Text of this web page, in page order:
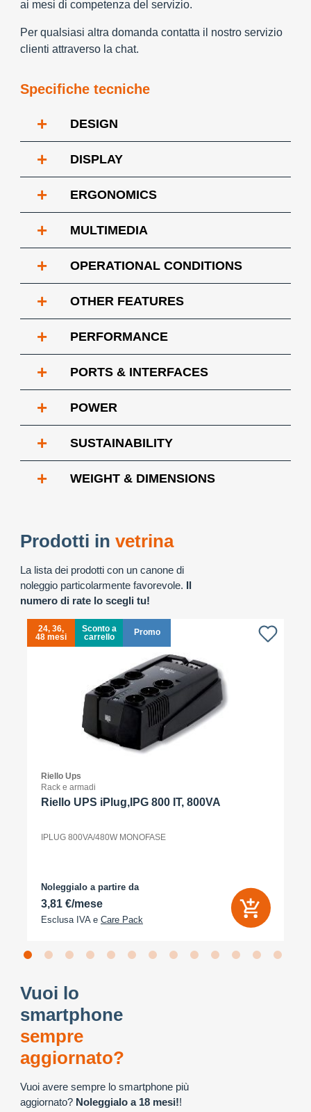
ai mesi di competenza del servizio.
Per qualsiasi altra domanda contatta il nostro servizio
clienti attraverso la chat.
Specifiche tecniche
+ DESIGN
+ DISPLAY
+ ERGONOMICS
+ MULTIMEDIA
+ OPERATIONAL CONDITIONS
+ OTHER FEATURES
+ PERFORMANCE
+ PORTS & INTERFACES
+ POWER
+ SUSTAINABILITY
+ WEIGHT & DIMENSIONS
Prodotti in vetrina
La lista dei prodotti con un canone di
noleggio particolarmente favorevole. Il
numero di rate lo scegli tu!
24, 36,
48 mesi
Sconto a
carrello
Promo
Riello Ups
Rack e armadi
Riello UPS iPlug,IPG 800 IT, 800VA
IPLUG 800VA/480W MONOFASE
Noleggialo a partire da
3,81 €/mese
Esclusa IVA e Care Pack
Vuoi lo
smartphone
sempre
aggiornato?
Vuoi avere sempre lo smartphone più
aggiornato? Noleggialo a 18 mesi!!